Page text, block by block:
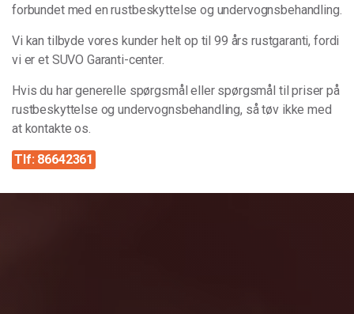
forbundet med en rustbeskyttelse og undervognsbehandling.
Vi kan tilbyde vores kunder helt op til 99 års rustgaranti, fordi
vi er et SUVO Garanti-center.
Hvis du har generelle spørgsmål eller spørgsmål til priser på
rustbeskyttelse og undervognsbehandling, så tøv ikke med
at kontakte os.
Tlf: 86642361